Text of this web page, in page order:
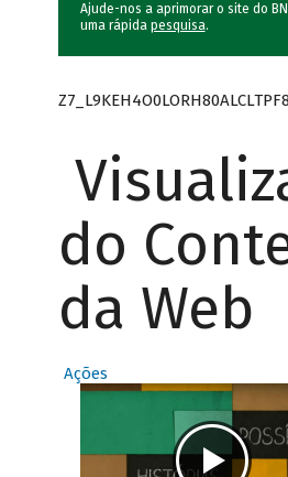
Ajude-nos a aprimorar o site do
uma rápida pesquisa.
do
da Web
Ações